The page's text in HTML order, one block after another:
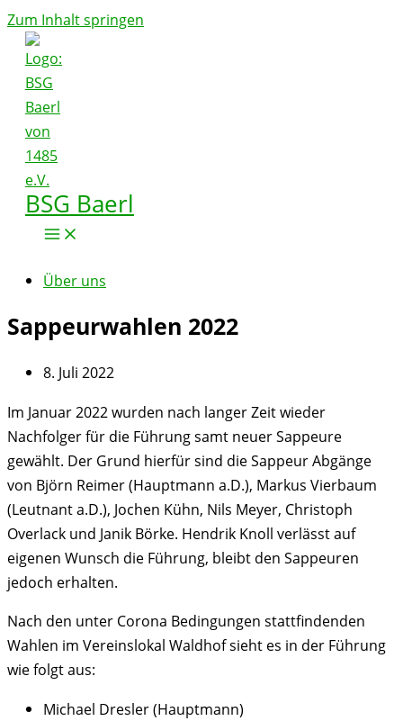
Zum Inhalt springen
BSG Baerl
Über uns
Sappeurwahlen 2022
8. Juli 2022
Im Januar 2022 wurden nach langer Zeit wieder
Nachfolger für die Führung samt neuer Sappeure
gewählt. Der Grund hierfür sind die Sappeur Abgänge
von Björn Reimer (Hauptmann a.D.), Markus Vierbaum
(Leutnant a.D.), Jochen Kühn, Nils Meyer, Christoph
Overlack und Janik Börke. Hendrik Knoll verlässt auf
eigenen Wunsch die Führung, bleibt den Sappeuren
jedoch erhalten.
Nach den unter Corona Bedingungen stattfindenden
Wahlen im Vereinslokal Waldhof sieht es in der Führung
wie folgt aus:
Michael Dresler (Hauptmann)